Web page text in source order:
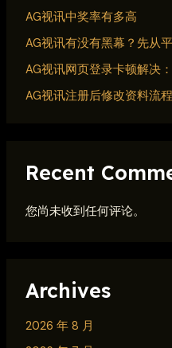
AG视讯中奖率有多高
AG视讯有没有黑幕？先从
AG视讯网页登录卡顿解决
AG视讯注册后修改资料流程
Recent
您尚未收到任何评论。
Archives
2026 年 8 月